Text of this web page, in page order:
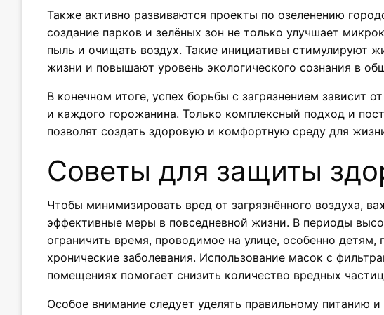
Также активно развиваются проекты по озеленению
создание парков и зелёных зон не только улучшает
пыль и очищать воздух. Такие инициативы стимулируют
жизни и повышают уровень экологического сознания в
В конечном итоге, успех борьбы с загрязнением зависит
и каждого горожанина. Только комплексный подход и
позволят создать здоровую и комфортную среду для
Советы для защиты
Чтобы минимизировать вред от загрязнённого воздуха,
эффективные меры в повседневной жизни. В периоды
ограничить время, проводимое на улице, особенно
хронические заболевания. Использование масок с
помещениях помогает снизить количество вредных
Особое внимание следует уделять правильному питанию